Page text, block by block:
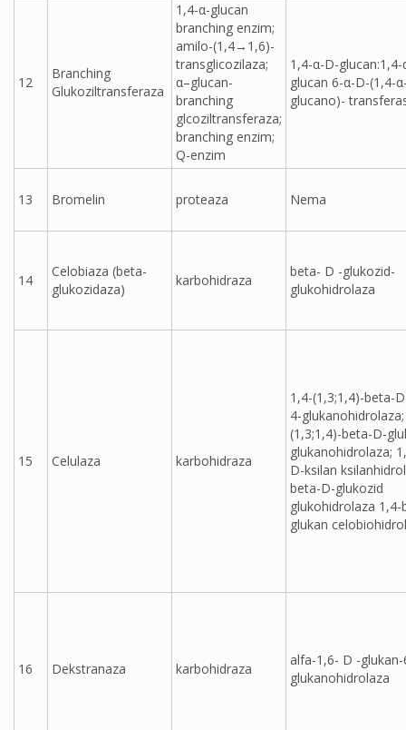
12
Branching
Glukoziltransferaza
1,4-α-glucan
branching enzim;
amilo-(1,4→1,6)-
transglicozilaza;
α–glucan-
branching
glcoziltransferaza;
branching enzim;
Q-enzim
1,4-α-D-
glucan 6-α-D-(1,4-
glucano)-
13 Bromelin proteaza Nema
14
Celobiaza (beta-
glukozidaza)
karbohidraza
beta- D -glukozid-
glukohidrolaza
15 Celulaza karbohidraza
1,4-(1,3;1,4)-beta-
4-
(1,3;1,4)-beta-D-
glukanohidrolaza;
D-ksilan
beta-D-glukozid
glukohidrolaza
glukan
16 Dekstranaza karbohidraza
alfa-1,6- D -
glukanohidrolaza